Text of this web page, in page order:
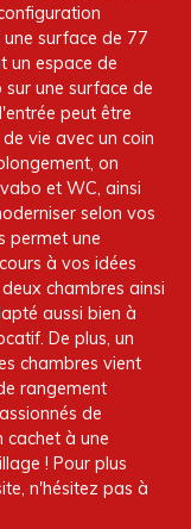
surface de 77
un espace de
une surface de
peut être
vie avec un coin
on
et WC, ainsi
selon vos
permet une
à vos idées
chambres ainsi
aussi bien à
De plus, un
chambres vient
rangement
de
à une
! Pour plus
n'hésitez pas à